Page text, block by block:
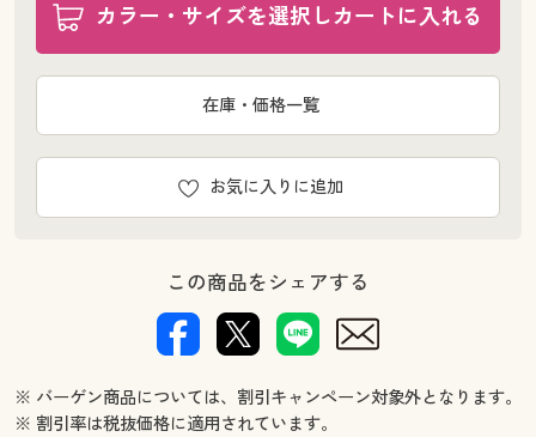
カラー・サイズを選択しカートに入れる
お気に入りに追加
在庫・価格一覧
この商品をシェアする
※ バーゲン商品については、割引キャンペーン対象外となります。
※ 割引率は税抜価格に適用されています。